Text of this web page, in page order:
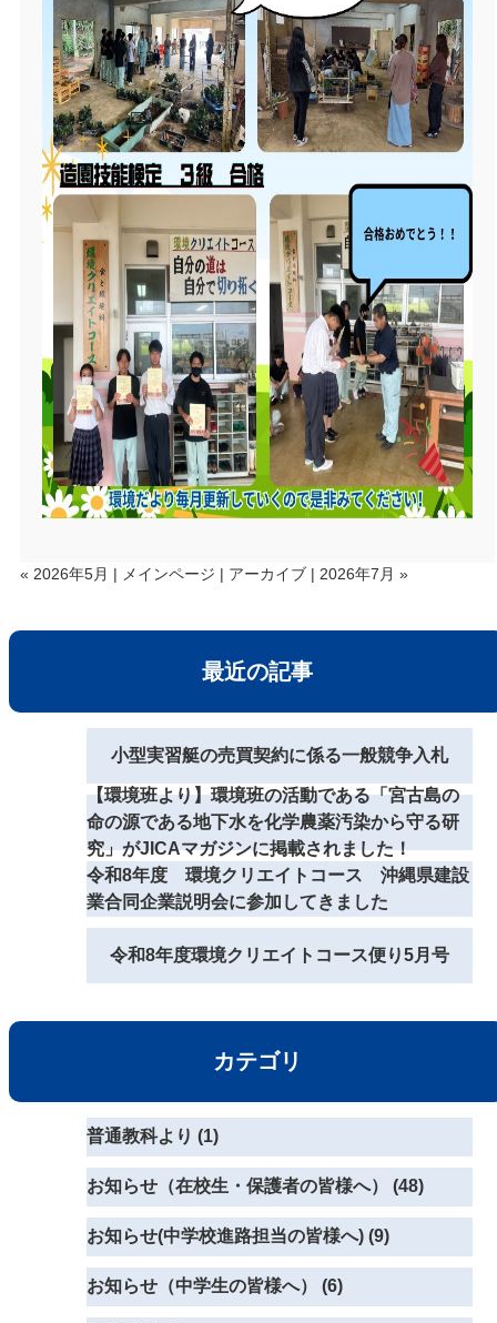
« 2026年5月 | メインページ | アーカイブ | 2026年7月 »
最近の記事
小型実習艇の売買契約に係る一般競争入札
【環境班より】環境班の活動である「宮古島の
命の源である地下水を化学農薬汚染から守る研
究」がJICAマガジンに掲載されました！
令和8年度 環境クリエイトコース 沖縄県建設
業合同企業説明会に参加してきました
令和8年度環境クリエイトコース便り5月号
カテゴリ
普通教科より (1)
お知らせ（在校生・保護者の皆様へ） (48)
お知らせ(中学校進路担当の皆様へ) (9)
お知らせ（中学生の皆様へ） (6)